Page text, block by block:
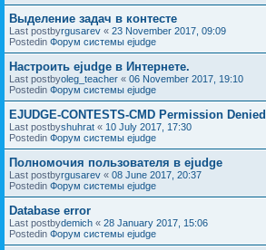
Выделение задач в контесте
Last postbyrgusarev « 23 November 2017, 09:09
Postedin Форум системы ejudge
Настроить ejudge в Интернете.
Last postbyoleg_teacher « 06 November 2017, 19:10
Postedin Форум системы ejudge
EJUDGE-CONTESTS-CMD Permission Denied
Last postbyshuhrat « 10 July 2017, 17:30
Postedin Форум системы ejudge
Полномочия пользователя в ejudge
Last postbyrgusarev « 08 June 2017, 20:37
Postedin Форум системы ejudge
Database error
Last postbydemich « 28 January 2017, 15:06
Postedin Форум системы ejudge